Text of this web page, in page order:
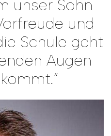
unser Sohn
und
Schule geht
Augen